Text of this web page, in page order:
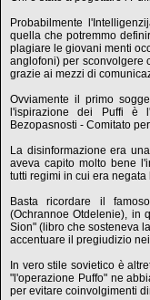
Probabilmente
quella che potremmo
plagiare le giovani menti
anglofoni) per sconvolgere
grazie ai mezzi di
Ovviamente il primo
l'ispirazione dei Puffi è
Bezopasnosti - Comitato
La disinformazione era
aveva capito molto bene
tutti regimi in cui era
Basta ricordare il
(Ochrannoe Otdelenie), in
Sion" (libro che sosteneva
accentuare il pregiudizio
In vero stile sovietico è
"l'operazione Puffo" ne
per evitare coinvolgimenti